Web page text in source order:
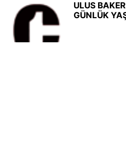
ULUS
GÜNLÜK